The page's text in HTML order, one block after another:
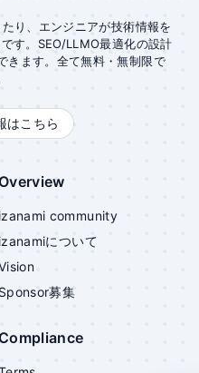
り、エンジニアが技術情報を
す。SEO/LLMO最適化の設計
きます。全て無料・無制限で
はこちら
Overview
izanami community
izanamiについて
Sponsor募集